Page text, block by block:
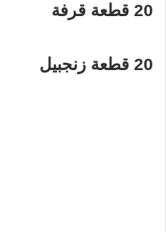
20 قطعة قرفة
20 قطعة زنجبيل